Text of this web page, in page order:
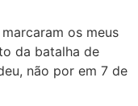
os meus
da batalha de
não por em 7 de